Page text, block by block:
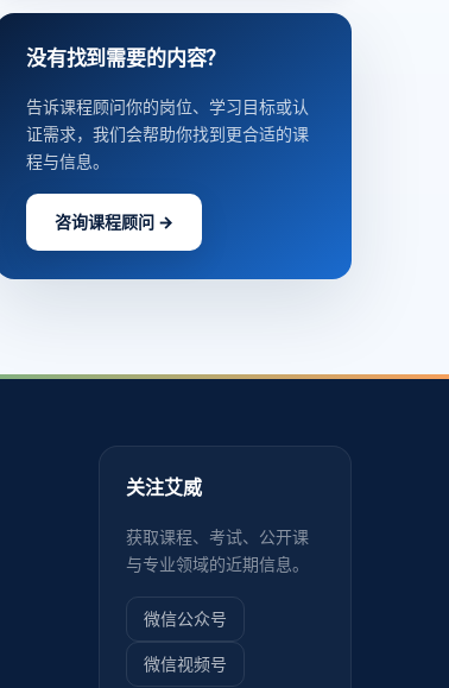
没有找到需要的内容？
告诉课程顾问你的岗位、学习目标或认
证需求，我们会帮助你找到更合适的课
程与信息。
咨询课程顾问 →
关注艾威
获取课程、考试、公开课
与专业领域的近期信息。
微信公众号
微信视频号